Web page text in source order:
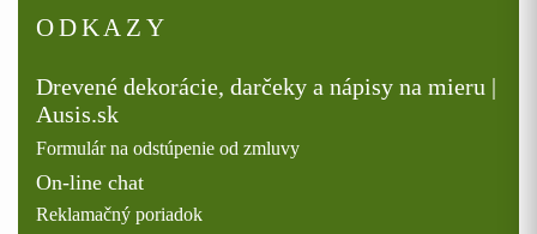
ODKAZY
Drevené dekorácie, darčeky a nápisy na mieru |
Ausis.sk
Formulár na odstúpenie od zmluvy
On-line chat
Reklamačný poriadok